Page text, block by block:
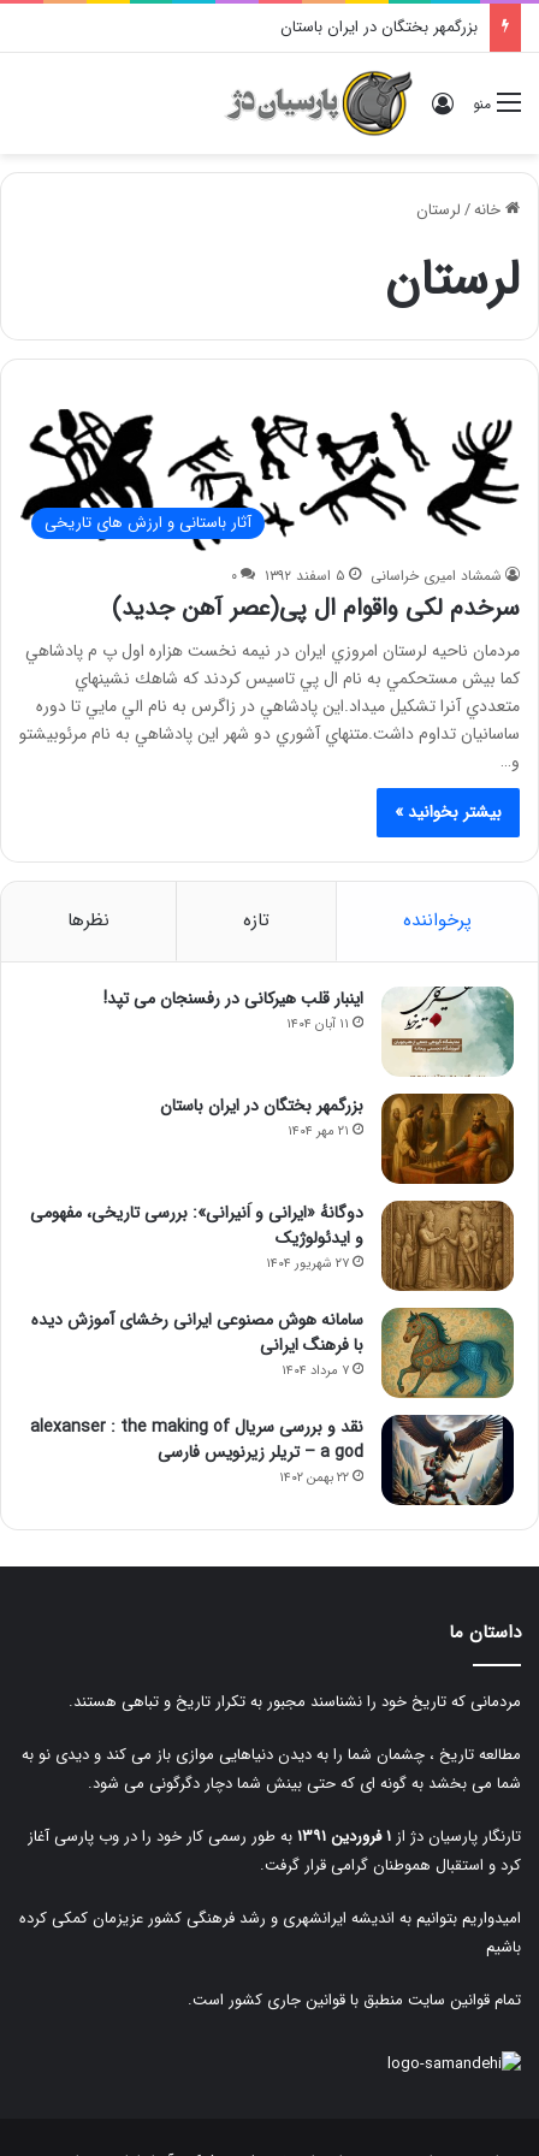
بزرگمهر بختگان در ایران باستان
منو ورود
خانه/لرستان
لرستان
آثار باستانی و ارزش های تاریخی
شمشاد امیری خراسانی ۵ اسفند ۱۳۹۲ ۰
سرخدم لكی واقوام ال پی(عصر آهن جديد)
مردمان ناحيه لرستان امروزي ايران در نيمه نخست هزاره اول پ م پادشاهي
كما بيش مستحكمي به نام ال پي تاسيس كردند كه شاهك نشينهاي
متعددي آنرا تشكيل ميداد.اين پادشاهي در زاگرس به نام الي مايي تا دوره
ساسانيان تداوم داشت.متنهاي آشوري دو شهر اين پادشاهي به نام مرئوبيشتو
و…
بیشتر بخوانید »
پرخواننده تازه نظرها
اینبار قلب هیرکانی در رفسنجان می تپد!
۱۱ آبان ۱۴۰۴
بزرگمهر بختگان در ایران باستان
۲۱ مهر ۱۴۰۴
دوگانهٔ «ایرانی و اَنیرانی»: بررسی تاریخی، مفهومی
و ایدئولوژیک
۲۷ شهریور ۱۴۰۴
سامانه هوش مصنوعی ایرانی رخشای آموزش دیده
با فرهنگ ایرانی
۷ مرداد ۱۴۰۴
نقد و بررسی سریال alexanser : the making of
a god – تریلر زیرنویس فارسی
۲۲ بهمن ۱۴۰۲
داستان ما
مردمانی که تاریخ خود را نشناسند مجبور به تکرار تاریخ و تباهی هستند.
مطالعه تاریخ ، چشمان شما را به دیدن دنیاهایی موازی باز می کند و دیدی نو به
شما می بخشد به گونه ای که حتی بینش شما دچار دگرگونی می شود.
تارنگار پارسیان دژ از ۱ فروردین ۱۳۹۱
به طور رسمی کار خود را در وب پارسی آغاز
کرد و استقبال هموطنان گرامی قرار گرفت.
امیدواریم بتوانیم به اندیشه ایرانشهری و رشد فرهنگی کشور عزیزمان کمکی کرده
باشیم
تمام قوانین سایت منطبق با قوانین جاری کشور است.